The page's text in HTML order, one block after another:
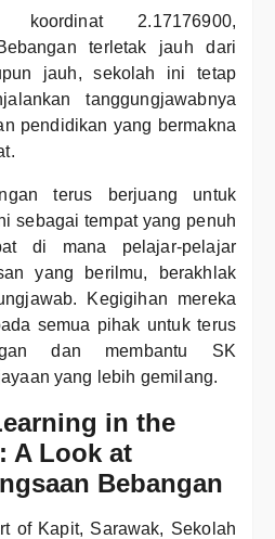
2.17176900,
terletak jauh dari
jauh, sekolah ini tetap
tanggungjawabnya
pendidikan yang bermakna
terus berjuang untuk
sebagai tempat yang penuh
di mana pelajar-pelajar
yang berilmu, berakhlak
Kegigihan mereka
semua pihak untuk terus
dan membantu SK
yang lebih gemilang.
in the
A Look at
Bebangan
of Kapit, Sarawak, Sekolah